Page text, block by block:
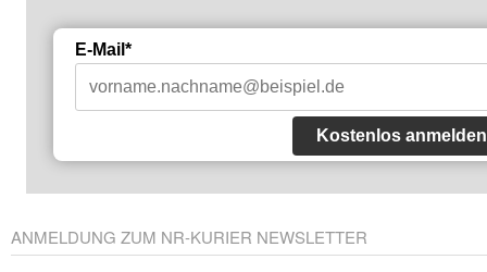
E-Mail*
Kostenlos anmelden
ANMELDUNG ZUM NR-KURIER NEWSLETTER